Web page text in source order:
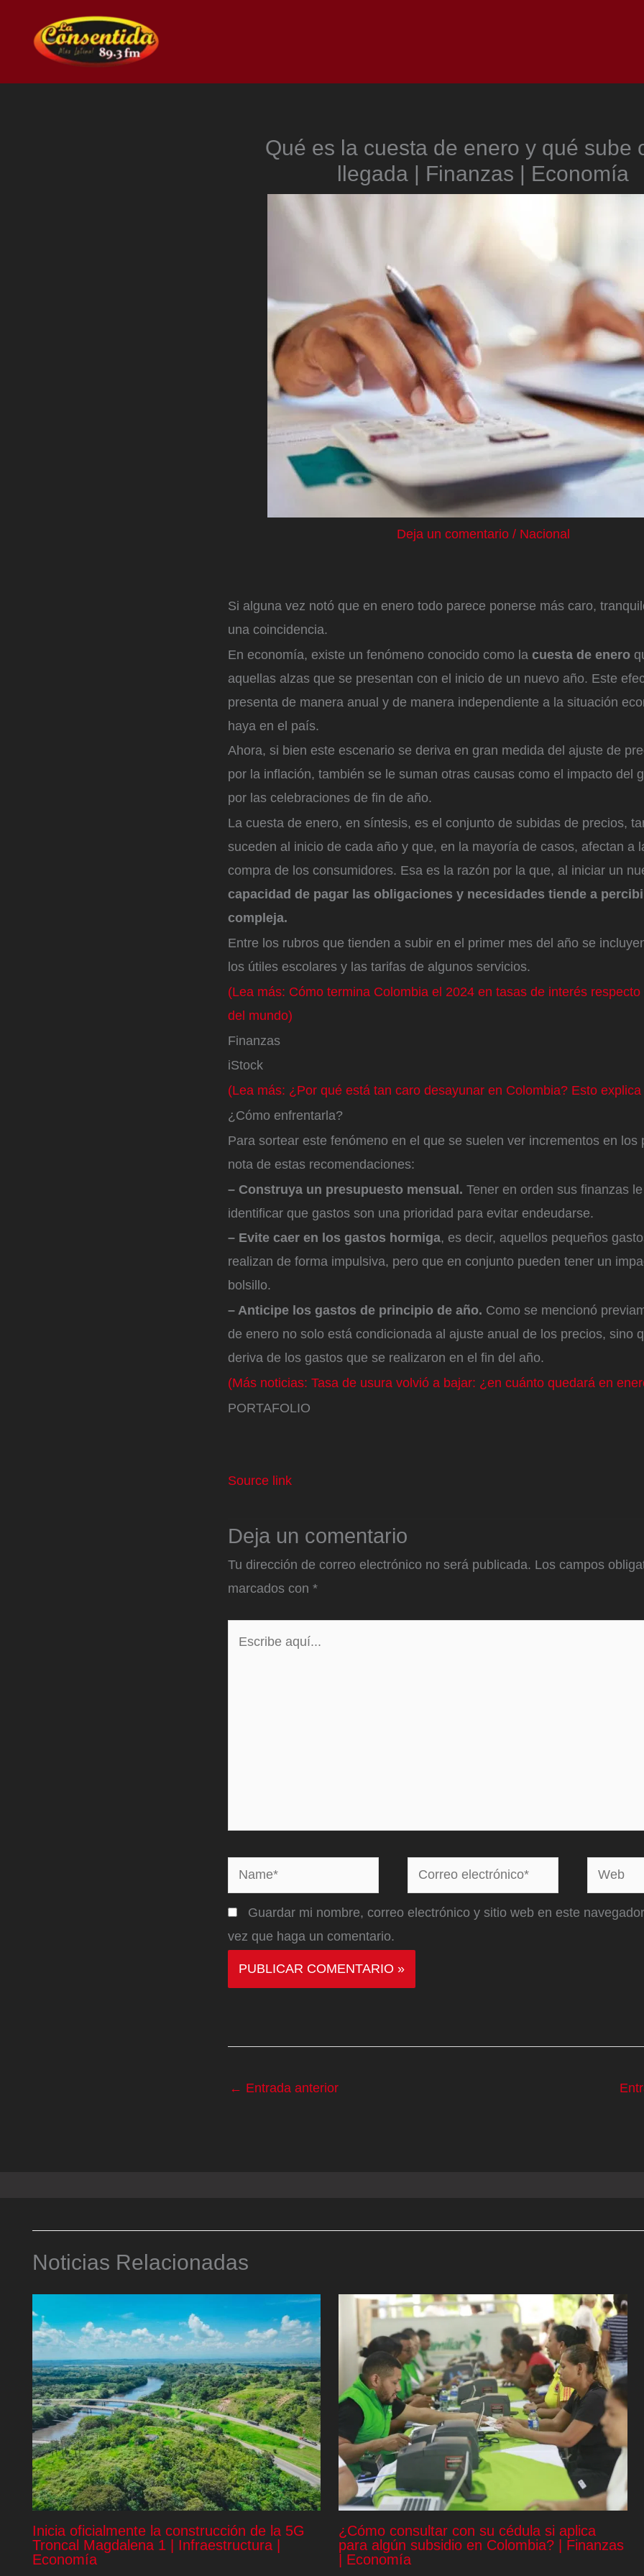
contenido
Qué es la cuesta de enero y qué sube
llegada | Finanzas | Economía
Deja un comentario / Nacional
Si alguna vez notó que en enero todo parece ponerse más caro,
una coincidencia.
En economía, existe un fenómeno conocido como la cuesta de enero
aquellas alzas que se presentan con el inicio de un nuevo año. Este
presenta de manera anual y de manera independiente a la situación
haya en el país.
Ahora, si bien este escenario se deriva en gran medida del ajuste de
por la inflación, también se le suman otras causas como el impacto del
por las celebraciones de fin de año.
La cuesta de enero, en síntesis, es el conjunto de subidas de precios,
suceden al inicio de cada año y que, en la mayoría de casos, afectan a
compra de los consumidores. Esa es la razón por la que, al iniciar un
capacidad de pagar las obligaciones y necesidades tiende a
compleja.
Entre los rubros que tienden a subir en el primer mes del año se
los útiles escolares y las tarifas de algunos servicios.
(Lea más: Cómo termina Colombia el 2024 en tasas de interés
del mundo)
Finanzas
iStock
(Lea más: ¿Por qué está tan caro desayunar en Colombia? Esto
¿Cómo enfrentarla?
Para sortear este fenómeno en el que se suelen ver incrementos en los
nota de estas recomendaciones:
– Construya un presupuesto mensual. Tener en orden sus finanzas
identificar que gastos son una prioridad para evitar endeudarse.
– Evite caer en los gastos hormiga, es decir, aquellos pequeños
realizan de forma impulsiva, pero que en conjunto pueden tener un
bolsillo.
– Anticipe los gastos de principio de año. Como se mencionó
de enero no solo está condicionada al ajuste anual de los precios, sino
deriva de los gastos que se realizaron en el fin del año.
(Más noticias: Tasa de usura volvió a bajar: ¿en cuánto quedará en
PORTAFOLIO
Source link
Deja un comentario
Tu dirección de correo electrónico no será publicada. Los campos
marcados con *
Name*
Correo
electrónico*
Web
Guardar mi nombre, correo electrónico y sitio web en este
vez que haga un comentario.
← Entrada anterior
Noticias Relacionadas
Inicia oficialmente la construcción de la 5G
Troncal Magdalena 1 | Infraestructura |
Economía
¿Cómo consultar con su cédula si aplica
para algún subsidio en Colombia? | Finanzas
| Economía